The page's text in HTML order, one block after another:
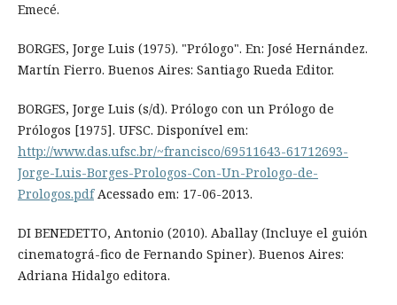
Emecé.
BORGES, Jorge Luis (1975). "Prólogo". En: José Hernández.
Martín Fierro. Buenos Aires: Santiago Rueda Editor.
BORGES, Jorge Luis (s/d). Prólogo con un Prólogo de
Prólogos [1975]. UFSC. Disponível em:
http://www.das.ufsc.br/~francisco/69511643-61712693-
Jorge-Luis-Borges-Prologos-Con-Un-Prologo-de-
Prologos.pdfAcessado em: 17-06-2013.
DI BENEDETTO, Antonio (2010). Aballay (Incluye el guión
cinematográ-fico de Fernando Spiner). Buenos Aires:
Adriana Hidalgo editora.